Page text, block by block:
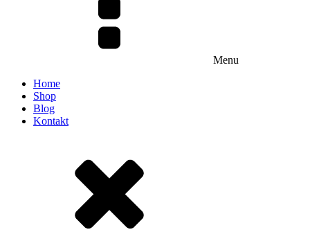
Menu
Home
Shop
Blog
Kontakt